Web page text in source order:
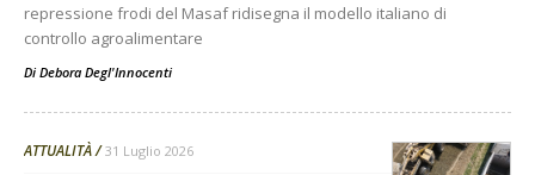
repressione frodi del Masaf ridisegna il modello italiano di
controllo agroalimentare
Di Debora Degl'Innocenti
ATTUALITÀ 31 Luglio 2026